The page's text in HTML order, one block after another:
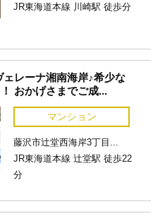
JR東海道本線 川崎駅 徒歩分
レーナ湘南海岸♪希少な
おかげさまでご成...
マンション
藤沢市辻堂西海岸3丁目...
JR東海道本線 辻堂駅 徒歩22
分